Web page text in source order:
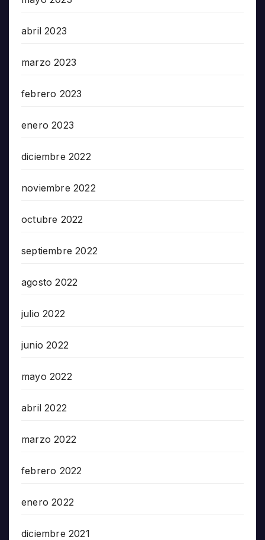
abril 2023
marzo 2023
febrero 2023
enero 2023
diciembre 2022
noviembre 2022
octubre 2022
septiembre 2022
agosto 2022
julio 2022
junio 2022
mayo 2022
abril 2022
marzo 2022
febrero 2022
enero 2022
diciembre 2021